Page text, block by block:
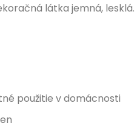
látka jemná,
použitie v domácnosti